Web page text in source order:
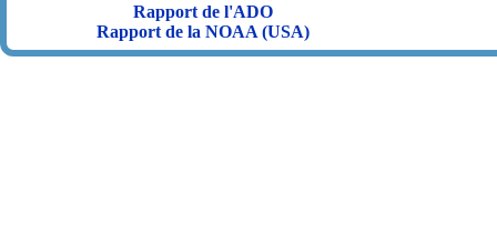
Rapport de l'ADO
Rapport de la NOAA (USA)